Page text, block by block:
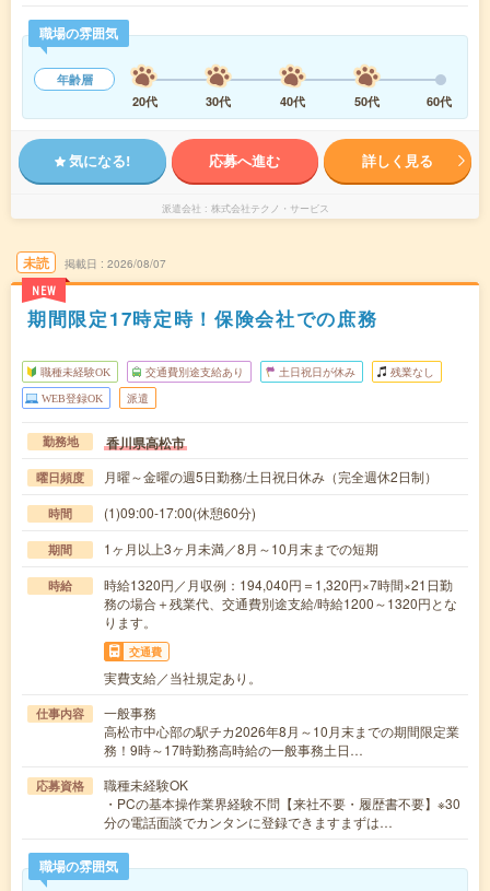
職場の雰囲気
年齢層
20代
30代 40代 50代 60代
気になる! 応募へ進む 詳しく見る
派遣会社 株式会社テクノ・サービス
未読
NEW
掲載日 2026/08/07
期間限定17時定時！保険会社での庶務
職種未経験OK 交通費別途支給あり 土日祝日が休み 残業なし
WEB登録OK 派遣
勤務地 香川県高松市
曜日頻度 月曜～金曜の週5日勤務/土日祝日休み（完全週休2日制）
時間 (1)09:00-17:00(休憩60分)
期間 1ヶ月以上3ヶ月未満／8月～10月末までの短期
時給
時給1320円／月収例：194,040円＝1,320円×7時間×21日勤
務の場合＋残業代、交通費別途支給/時給1200～1320円とな
ります。
交通費
実費支給／当社規定あり。
仕事内容
一般事務
高松市中心部の駅チカ2026年8月～10月末までの期間限定業
務！9時～17時勤務高時給の一般事務土日…
応募資格
職種未経験OK
・PCの基本操作業界経験不問【来社不要・履歴書不要】※30
分の電話面談でカンタンに登録できますまずは…
職場の雰囲気